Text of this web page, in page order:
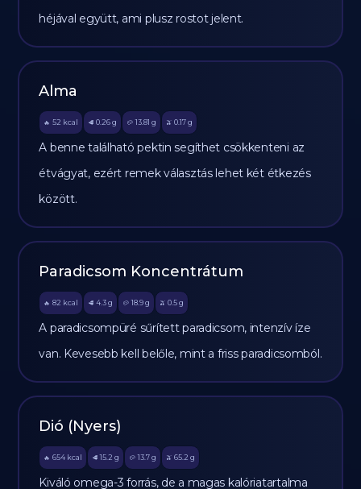
héjával együtt, ami plusz rostot jelent.
Alma
🔥 52 kcal 🥩 0.26 g 🥔 13.81 g 🫒 0.17 g
A benne található pektin segíthet csökkenteni az
étvágyat, ezért remek választás lehet két étkezés
között.
Paradicsom Koncentrátum
🔥 82 kcal 🥩 4.3 g 🥔 18.9g 🫒 0.5 g
A paradicsompüré sűrített paradicsom, intenzív íze
van. Kevesebb kell belőle, mint a friss paradicsomból.
Dió (Nyers)
🔥 654 kcal 🥩 15.2 g 🥔 13.7g 🫒 65.2 g
Kiváló omega-3 forrás, de a magas kalóriatartalma